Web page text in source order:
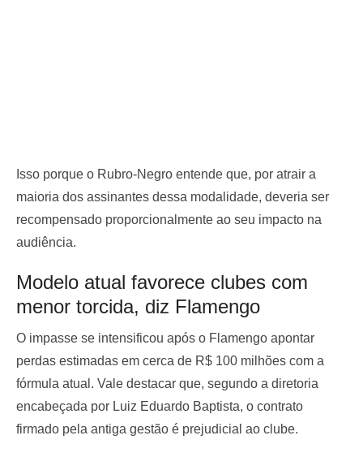
Isso porque o Rubro-Negro entende que, por atrair a
maioria dos assinantes dessa modalidade, deveria ser
recompensado proporcionalmente ao seu impacto na
audiência.
Modelo atual favorece clubes com
menor torcida, diz Flamengo
O impasse se intensificou após o Flamengo apontar
perdas estimadas em cerca de R$ 100 milhões com a
fórmula atual. Vale destacar que, segundo a diretoria
encabeçada por Luiz Eduardo Baptista, o contrato
firmado pela antiga gestão é prejudicial ao clube.